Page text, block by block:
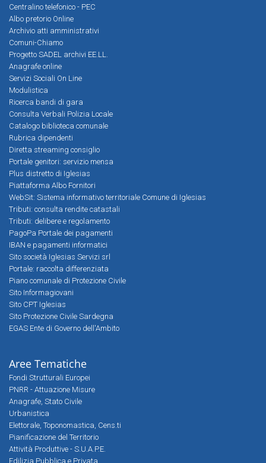
Centralino telefonico - PEC
Albo pretorio Online
Archivio atti amministrativi
Comuni-Chiamo
Progetto SADEL archivi EE.LL.
Anagrafe online
Servizi Sociali On Line
Modulistica
Ricerca bandi di gara
Consulta Verbali Polizia Locale
Catalogo biblioteca comunale
Rubrica dipendenti
Diretta streaming consiglio
Portale genitori: servizio mensa
Plus distretto di Iglesias
Piattaforma Albo Fornitori
WebSit: Sistema informativo territoriale Comune di Iglesias
Tributi: consulta rendite catastali
Tributi: delibere e regolamento
PagoPa Portale dei pagamenti
IBAN e pagamenti informatici
Sito società Iglesias Servizi srl
Portale: raccolta differenziata
Piano comunale di Protezione Civile
Sito Informagiovani
Sito CPT Iglesias
Sito Protezione Civile Sardegna
EGAS Ente di Governo dell'Ambito
Aree Tematiche
Fondi Strutturali Europei
PNRR - Attuazione Misure
Anagrafe, Stato Civile
Urbanistica
Elettorale, Toponomastica, Cens.ti
Pianificazione del Territorio
Attività Produttive - S.U.A.P.E.
Edilizia Pubblica e Privata